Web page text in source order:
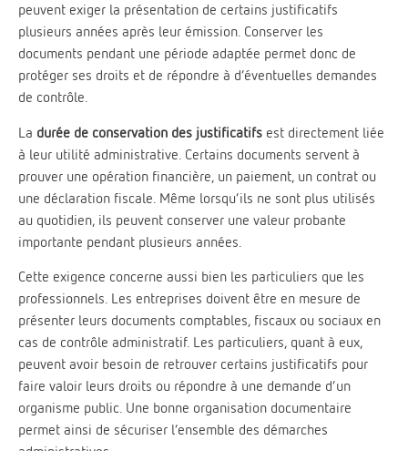
peuvent exiger la présentation de certains justificatifs
plusieurs années après leur émission. Conserver les
documents pendant une période adaptée permet donc de
protéger ses droits et de répondre à d’éventuelles demandes
de contrôle.
La durée de conservation des justificatifs est directement liée
à leur utilité administrative. Certains documents servent à
prouver une opération financière, un paiement, un contrat ou
une déclaration fiscale. Même lorsqu’ils ne sont plus utilisés
au quotidien, ils peuvent conserver une valeur probante
importante pendant plusieurs années.
Cette exigence concerne aussi bien les particuliers que les
professionnels. Les entreprises doivent être en mesure de
présenter leurs documents comptables, fiscaux ou sociaux en
cas de contrôle administratif. Les particuliers, quant à eux,
peuvent avoir besoin de retrouver certains justificatifs pour
faire valoir leurs droits ou répondre à une demande d’un
organisme public. Une bonne organisation documentaire
permet ainsi de sécuriser l’ensemble des démarches